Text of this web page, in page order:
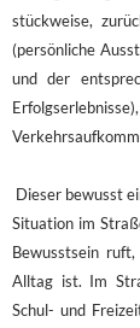
stückweise,
(persönliche
und der
Dieser bewusst
Situation im
Bewusstsein
Alltag ist. Im
Schul- und